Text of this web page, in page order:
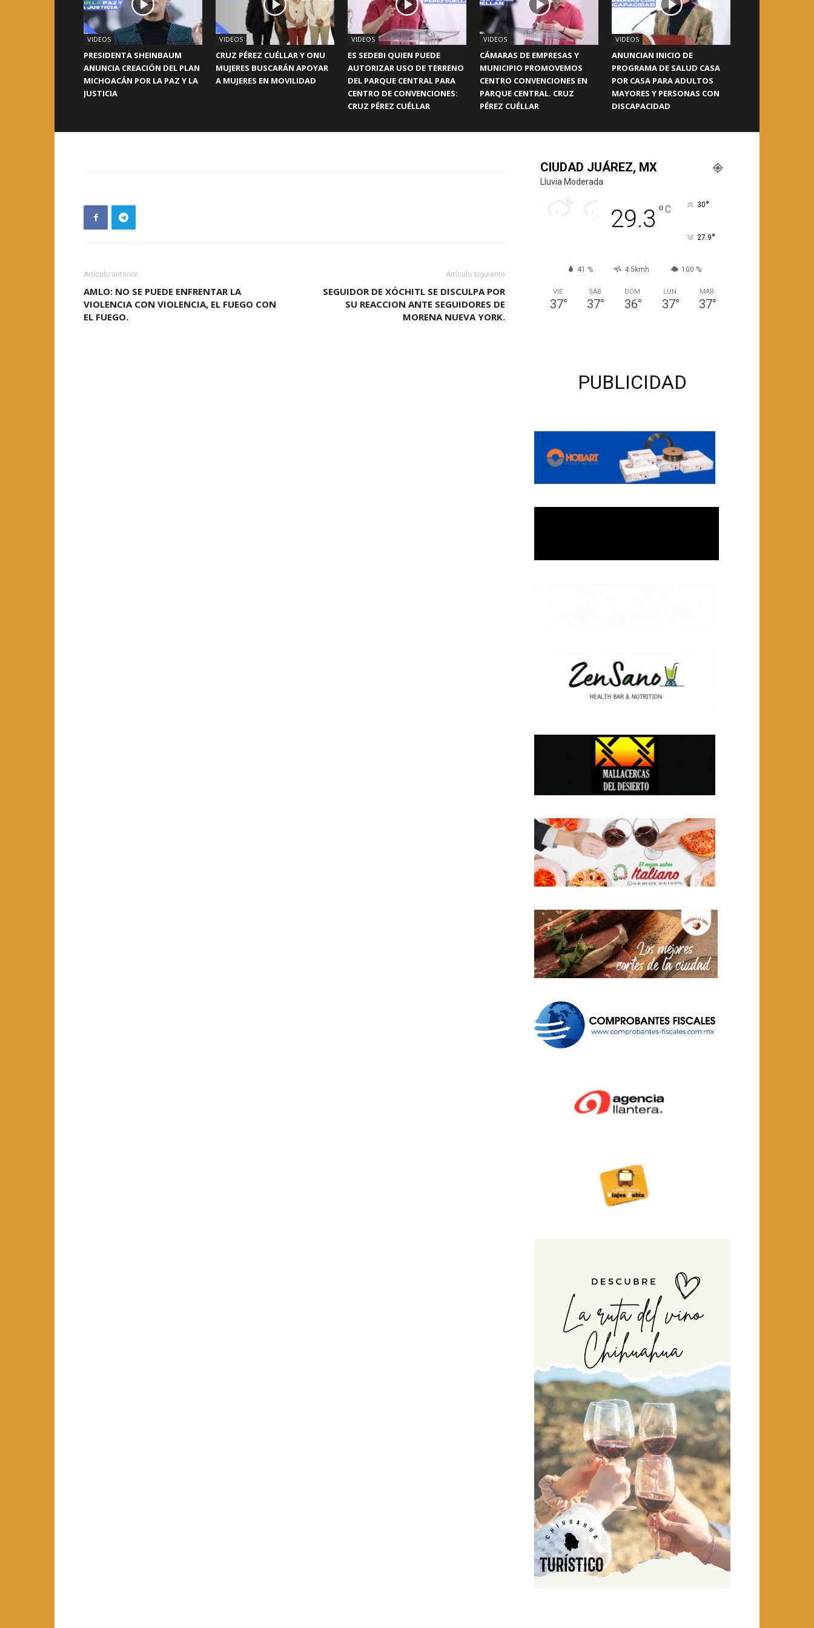
VIDEOS
PRESIDENTA SHEINBAUM
ANUNCIA CREACIÓN DEL PLAN
MICHOACÁN POR LA PAZ Y LA
JUSTICIA
VIDEOS
CRUZ PÉREZ CUÉLLAR Y ONU
MUJERES BUSCARÁN APOYAR
A MUJERES EN MOVILIDAD
VIDEOS
ES SEDEBI QUIEN PUEDE
AUTORIZAR USO DE TERRENO
DEL PARQUE CENTRAL PARA
CENTRO DE CONVENCIONES:
CRUZ PÉREZ CUÉLLAR
VIDEOS
CÁMARAS DE EMPRESAS Y
MUNICIPIO PROMOVEMOS
CENTRO CONVENCIONES EN
PARQUE CENTRAL. CRUZ
PÉREZ CUÉLLAR
VIDEOS
ANUNCIAN INICIO DE
PROGRAMA DE SALUD CASA
POR CASA PARA ADULTOS
MAYORES Y PERSONAS CON
DISCAPACIDAD
Artículo anterior
AMLO: NO SE PUEDE ENFRENTAR LA
VIOLENCIA CON VIOLENCIA, EL FUEGO CON
EL FUEGO.
Artículo siguiente
SEGUIDOR DE XÓCHITL SE DISCULPA POR
SU REACCION ANTE SEGUIDORES DE
MORENA NUEVA YORK.
CIUDAD JUÁREZ, MX
Lluvia Moderada
29.3 °C 30°
27.9°
41 % 4.5kmh 100 %
VIE
37°
SÁB
37°
DOM
36°
LUN
37°
MAR
37°
PUBLICIDAD